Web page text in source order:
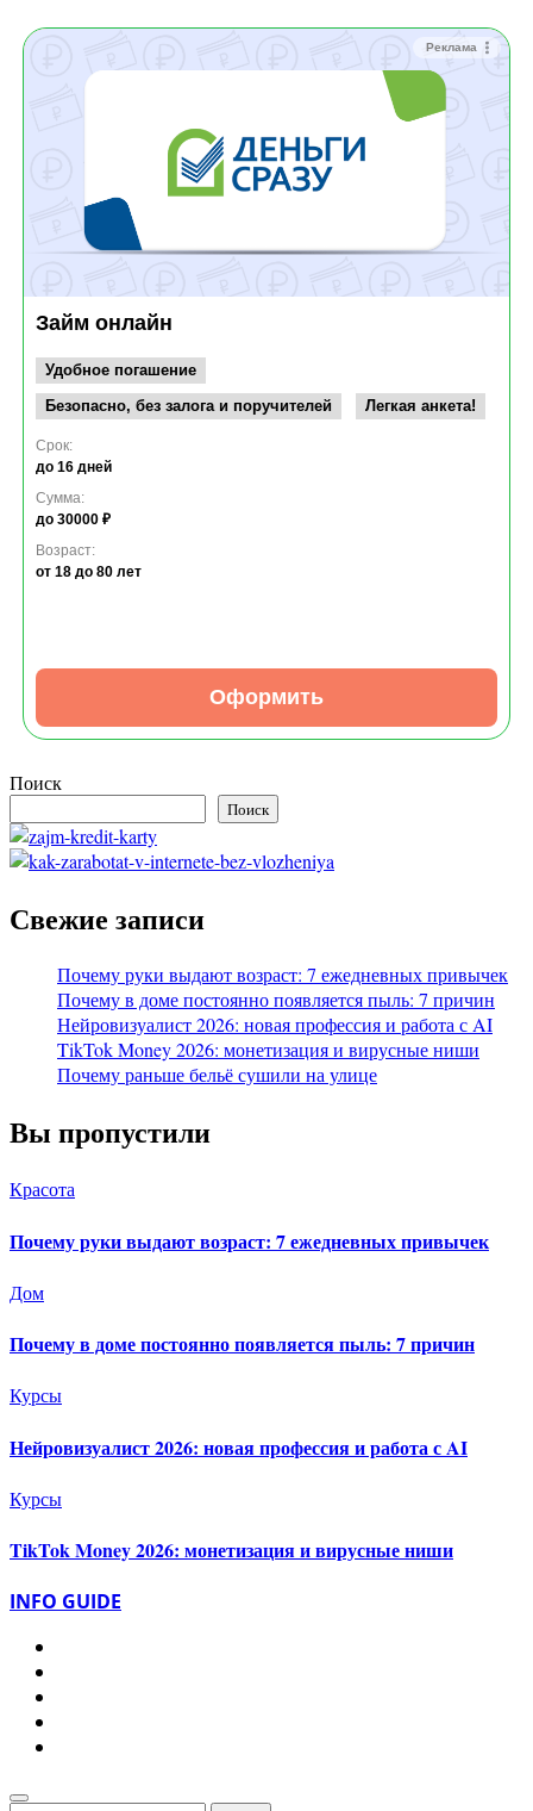
Реклама
Займ онлайн
Удобное погашение
Безопасно, без залога и поручителей
Легкая анкета!
Срок:
до 16 дней
Сумма:
до 30000 ₽
Возраст:
от 18 до 80 лет
Оформить
Поиск
Поиск
Свежие записи
Почему руки выдают возраст: 7 ежедневных привычек
Почему в доме постоянно появляется пыль: 7 причин
Нейровизуалист 2026: новая профессия и работа с AI
TikTok Money 2026: монетизация и вирусные ниши
Почему раньше бельё сушили на улице
Вы пропустили
Красота
Почему руки выдают возраст: 7 ежедневных привычек
Дом
Почему в доме постоянно появляется пыль: 7 причин
Курсы
Нейровизуалист 2026: новая профессия и работа с AI
Курсы
TikTok Money 2026: монетизация и вирусные ниши
INFO GUIDE